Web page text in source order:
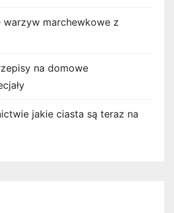
warzyw marchewkowe z
na domowe
jakie ciasta są teraz na